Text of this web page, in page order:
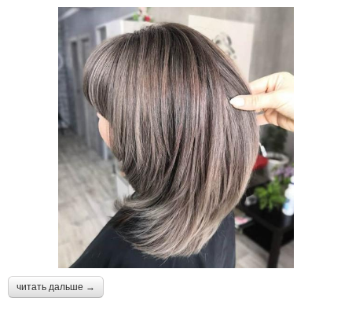
читать дальше →